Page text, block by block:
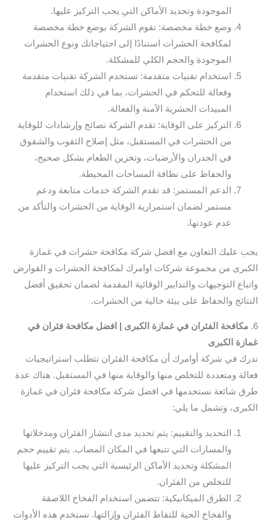
الموجودة وتحديد الأماكن التي يجب التركيز عليها.
وضع خطة مخصصة: تقوم الشركة بوضع خطة مخصصة
لمكافحة الحشرات استنادًا إلى احتياجاتك ونوع الحشرات
الموجودة والحجم الكلي للمشكلة.
استخدام تقنيات متقدمة: تستخدم الشركة تقنيات متقدمة
وفعالة للتحكم في الحشرات، بما في ذلك استخدام
المبيدات الحشرية الآمنة والفعالة.
التركيز على الوقاية: تقدم الشركة نصائح وإرشادات للوقاية
من الحشرات في المستقبل، مثل إصلاح الثقوب والشقوق
في الجدران والأرضيات، وتخزين الطعام بشكل صحيح،
والحفاظ على نظافة المساحات المحيطة.
الدعم المستمر: قد تقدم الشركة خدمات متابعة ودعم
مستمر لضمان استمرارية الوقاية من الحشرات والتأكد من
عدم عودتها.
يجب عليك التعاون مع افضل شركة مكافحة حشرات في غمازة
الكبرى من مجموعة شركات اوامرك لمكافحة الحشرات و القوارض
واتباع التوجيهات والتدابير الوقائية المقدمة لضمان تحقيق أفضل
النتائج والحفاظ على بيئة خالية من الحشرات.
6. مكافحة الفئران في غمازة الكبرى | افضل مكافحة فئران في
غمازة الكبرى
ندرك في شركة أوامرك أن مكافحة الفئران تتطلب استراتيجيات
فعالة ومتعددة للتخلص منها والوقاية منها في المستقبل. هناك عدة
طرق شائعة نستخدمها في افضل شركة مكافحة فئران في غمازة
الكبرى، وتشمل ما يلي:
التحديد والتقييم: يتم تحديد مدى انتشار الفئران ومدخلاتها
والمسارات التي تتبعها في المكان المصاب. يتم تقييم حجم
المشكلة وتحديد الأماكن الرئيسية التي يجب التركيز عليها
للتخلص من الفئران.
الطرق الميكانيكية: تتضمن استخدام الفخاخ اللاصقة
والفخاخ الحية للتقاط الفئران وإزالتها. تستخدم هذه الأدوات